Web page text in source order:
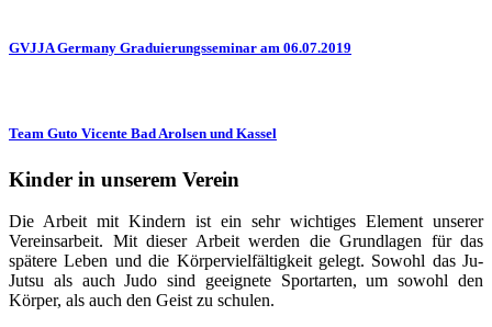
GVJJA Germany Graduierungsseminar am 06.07.2019
Team Guto Vicente Bad Arolsen und Kassel
Kinder in unserem Verein
Die Arbeit mit Kindern ist ein sehr wichtiges Element unserer
Vereinsarbeit. Mit dieser Arbeit werden die Grundlagen für das
spätere Leben und die Körpervielfältigkeit gelegt. Sowohl das Ju-
Jutsu als auch Judo sind geeignete Sportarten, um sowohl den
Körper, als auch den Geist zu schulen.